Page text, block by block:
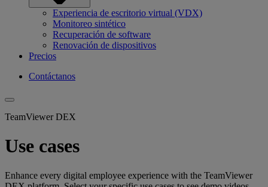
Experiencia de escritorio virtual (VDX)
Monitoreo sintético
Recuperación de software
Renovación de dispositivos
Precios
Contáctanos
TeamViewer DEX
Use cases
Enhance every digital employee experience with the TeamViewer